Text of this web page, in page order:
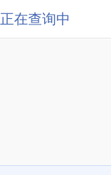
正在查询中